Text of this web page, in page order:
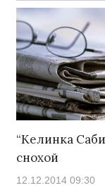
“Келинка
снохой
12.12.2014 09:30